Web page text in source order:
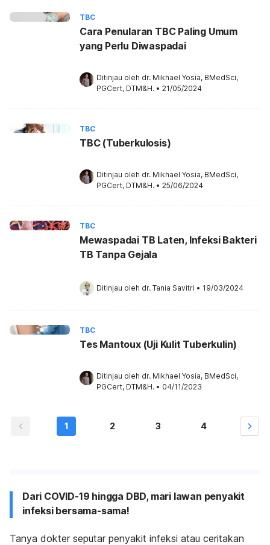
TBC
Cara Penularan TBC Paling Umum
yang Perlu Diwaspadai
Ditinjau oleh dr. Mikhael Yosia, BMedSci,
PGCert, DTM&H. • 21/05/2024
TBC
TBC (Tuberkulosis)
Ditinjau oleh dr. Mikhael Yosia, BMedSci,
PGCert, DTM&H. • 25/06/2024
TBC
Mewaspadai TB Laten, Infeksi Bakteri
TB Tanpa Gejala
Ditinjau oleh dr. Tania Savitri • 19/03/2024
TBC
Tes Mantoux (Uji Kulit Tuberkulin)
Ditinjau oleh dr. Mikhael Yosia, BMedSci,
PGCert, DTM&H. • 04/11/2023
1 2 3 4
Dari COVID-19 hingga DBD, mari lawan penyakit
infeksi bersama-sama!
Tanya dokter seputar penyakit infeksi atau ceritakan